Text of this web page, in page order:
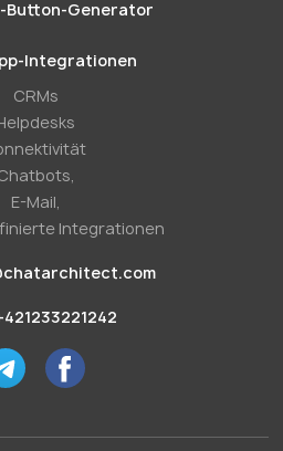
Button-Generator
Integrationen
CRMs
E-Mail,
Integrationen